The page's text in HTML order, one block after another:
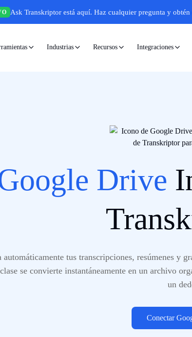
Ask Transkriptor está aquí. Haz cualquier pregunta y obtén
Industrias Recursos Integraciones
Drive
automáticamente tus transcripciones, resúmenes y
se convierte instantáneamente en un archivo
un
Conectar